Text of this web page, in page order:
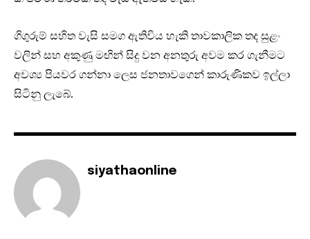
ගිගුරුම් සහිත වැසි සමග ඇතිවිය හැකි තාවකාලික තද සුළං
වලින් සහ අකුණු මඟින් සිදු වන අනතුරු අවම කර ගැනීමට
අවශ්‍ය පියවර ගන්නා ලෙස ජනතාවගෙන් කාරුණිකව ඉල්ලා
සිටිනු ලැබේ.
siyathaonline